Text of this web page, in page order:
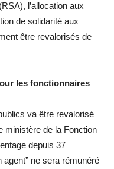
l’allocation aux
de solidarité aux
être revalorisés de
les fonctionnaires
va être revalorisé
ministère de la Fonction
depuis 37
ne sera rémunéré